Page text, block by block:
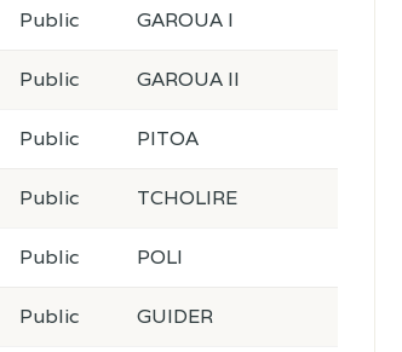
Public GAROUA I
Public GAROUA II
Public PITOA
Public TCHOLIRE
Public POLI
Public GUIDER